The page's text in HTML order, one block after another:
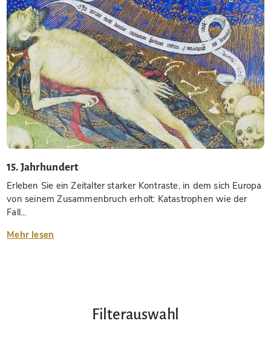
15. Jahrhundert
Erleben Sie ein Zeitalter starker Kontraste, in dem sich Europa
von seinem Zusammenbruch erholt: Katastrophen wie der
Fall...
Mehr lesen
Filterauswahl